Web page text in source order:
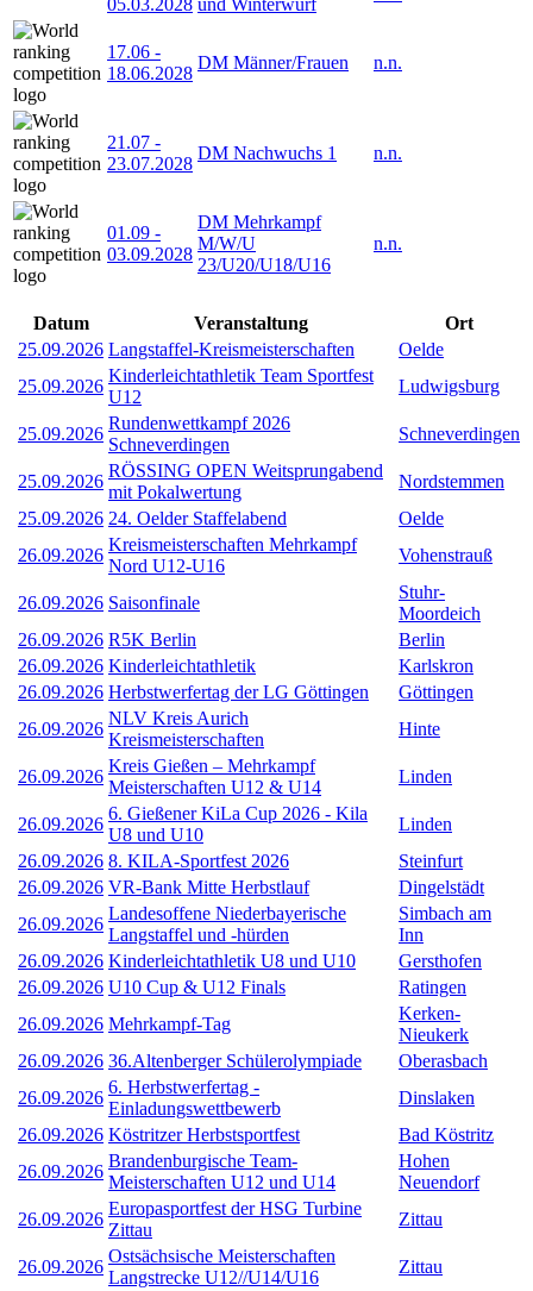
17.06 -
18.06.2028
DM Männer/Frauen n.n.
21.07 -
23.07.2028
DM Nachwuchs 1 n.n.
01.09 -
03.09.2028
DM Mehrkampf
M/W/U
23/U20/U18/U16
n.n.
Datum Veranstaltung
Ort
25.09.2026 Langstaffel-Kreismeisterschaften
Oelde
25.09.2026
Kinderleichtathletik Team Sportfest
U12
Ludwigsburg
25.09.2026
Rundenwettkampf 2026
Schneverdingen
Schneverdingen
25.09.2026
RÖSSING OPEN Weitsprungabend
mit Pokalwertung
Nordstemmen
25.09.2026 24. Oelder Staffelabend
Oelde
26.09.2026
Kreismeisterschaften Mehrkampf
Nord U12-U16
Vohenstrauß
26.09.2026 Saisonfinale
Stuhr-
Moordeich
26.09.2026 R5K Berlin
Berlin
26.09.2026 Kinderleichtathletik
Karlskron
26.09.2026 Herbstwerfertag der LG Göttingen
Göttingen
26.09.2026
NLV Kreis Aurich
Kreismeisterschaften
Hinte
26.09.2026
Kreis Gießen – Mehrkampf
Meisterschaften U12 & U14
Linden
26.09.2026
6. Gießener KiLa Cup 2026 - Kila
U8 und U10
Linden
26.09.2026 8. KILA-Sportfest 2026
Steinfurt
26.09.2026 VR-Bank Mitte Herbstlauf
Dingelstädt
26.09.2026
Landesoffene Niederbayerische
Langstaffel und -hürden
Simbach am
Inn
26.09.2026 Kinderleichtathletik U8 und U10
Gersthofen
26.09.2026 U10 Cup & U12 Finals
Ratingen
26.09.2026 Mehrkampf-Tag
Kerken-
Nieukerk
26.09.2026 36.Altenberger Schülerolympiade
Oberasbach
26.09.2026
6. Herbstwerfertag -
Einladungswettbewerb
Dinslaken
26.09.2026 Köstritzer Herbstsportfest
Bad Köstritz
26.09.2026
Brandenburgische Team-
Meisterschaften U12 und U14
Hohen
Neuendorf
26.09.2026
Europasportfest der HSG Turbine
Zittau
Zittau
26.09.2026
Ostsächsische Meisterschaften
Langstrecke U12//U14/U16
Zittau